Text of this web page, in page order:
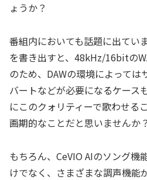
ょうか？
番組内においても話題に出てい
を書き出すと、48kHz/16bitの
のため、DAWの環境によっては
バートなどが必要になるケース
にこのクォリティーで歌わせる
画期的なことだと思いませんか？
もちろん、CeVIO AIのソング機
けでなく、さまざまな調声機能